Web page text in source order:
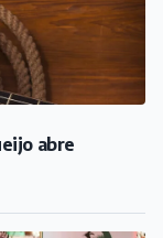
abre